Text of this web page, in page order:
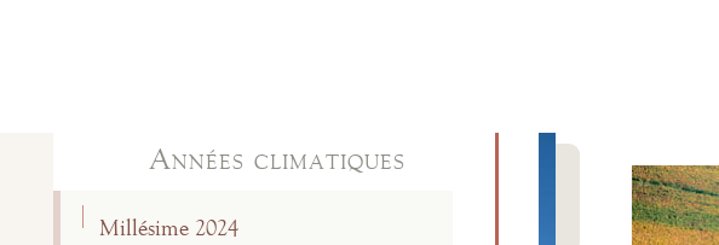
Années climatiques
Millésime 2024